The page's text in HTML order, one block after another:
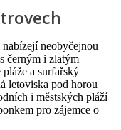
neobyčejnou
černým i zlatým
pláže a surfařský
letoviska pod horou
i městských pláží
pro zájemce o